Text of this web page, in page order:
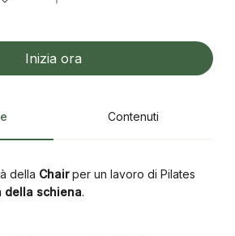
Inizia ora
Contenuti
della Chairper un lavoro di Pilates
della schiena.